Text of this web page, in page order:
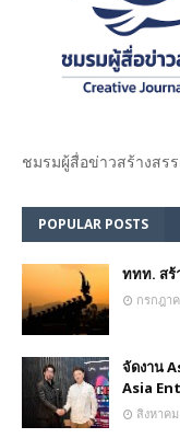
ชมรม​ผู้สื่อข่าวสร้างสร
POPULAR POSTS
ททท. สร้
กรกฎา
จัดงาน
Asia
สิงหาค